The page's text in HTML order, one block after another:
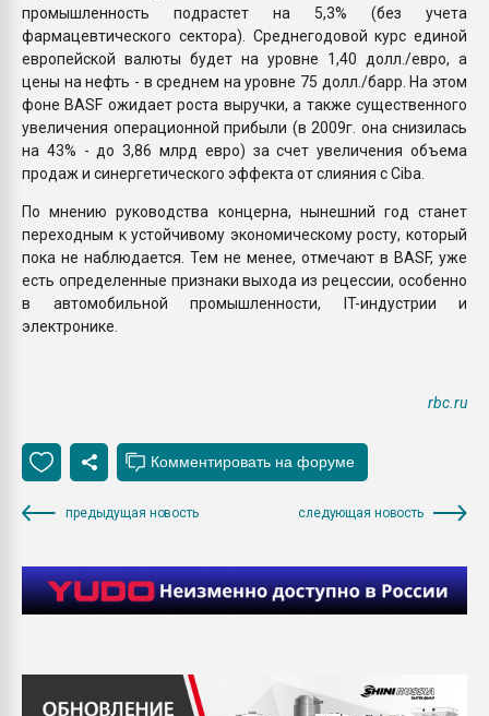
промышленность подрастет на 5,3% (без учета
фармацевтического сектора). Среднегодовой курс единой
европейской валюты будет на уровне 1,40 долл./евро, а
цены на нефть - в среднем на уровне 75 долл./барр. На этом
фоне BASF ожидает роста выручки, а также существенного
увеличения операционной прибыли (в 2009г. она снизилась
на 43% - до 3,86 млрд евро) за счет увеличения объема
продаж и синергетического эффекта от слияния с Ciba.
По мнению руководства концерна, нынешний год станет
переходным к устойчивому экономическому росту, который
пока не наблюдается. Тем не менее, отмечают в BASF, уже
есть определенные признаки выхода из рецессии, особенно
в автомобильной промышленности, IT-индустрии и
электронике.
rbc.ru
предыдущая новость следующая новость